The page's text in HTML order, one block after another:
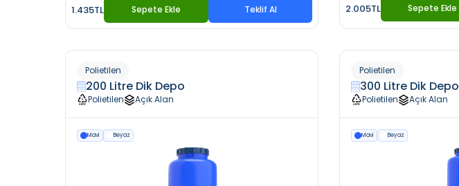
1.435TL Sepete Ekle Teklif Al 2.005TL Sepete Ekle
Polietilen
200 Litre Dik Depo
Polietilen Açık Alan
Mavi Beyaz
Polietilen
300 Litre Dik Depo
Polietilen Açık Alan
Mavi Beyaz